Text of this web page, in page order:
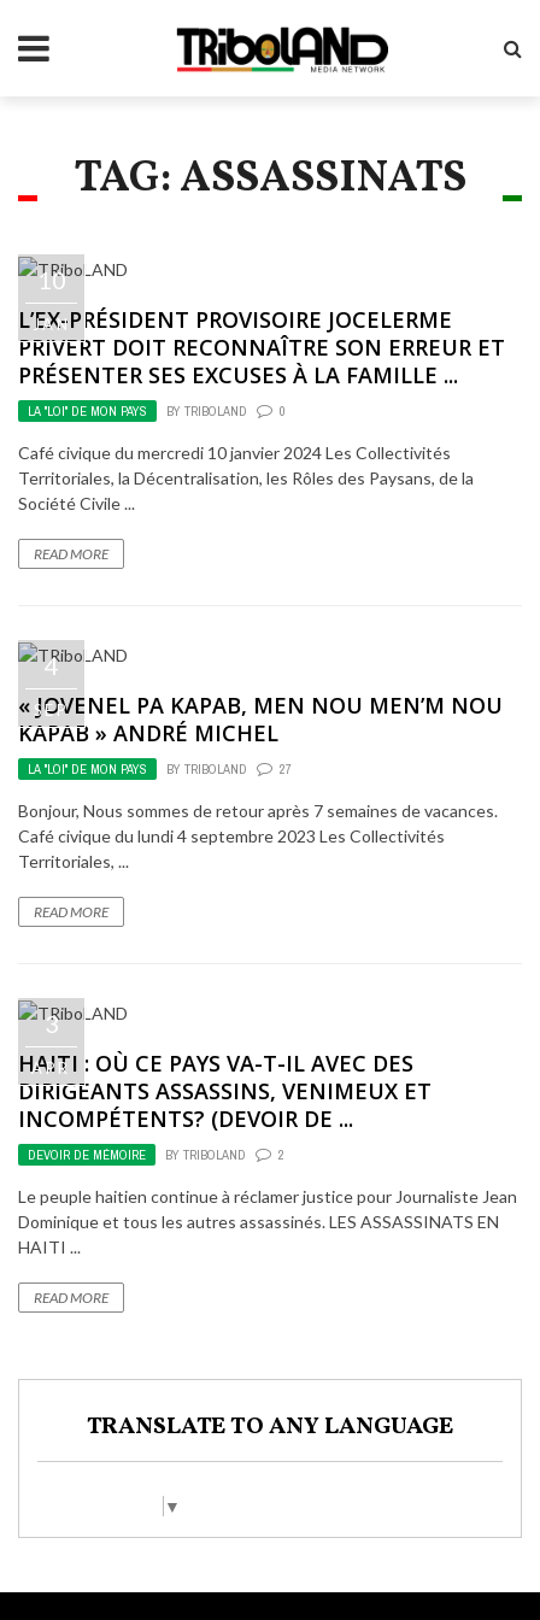
TAG: ASSASSINATS
10
JAN
L’EX-PRÉSIDENT PROVISOIRE JOCELERME
PRIVERT DOIT RECONNAÎTRE SON ERREUR ET
PRÉSENTER SES EXCUSES À LA FAMILLE ...
LA "LOI" DE MON PAYS BY TRIBOLAND 0
Café civique du mercredi 10 janvier 2024 Les Collectivités
Territoriales, la Décentralisation, les Rôles des Paysans, de la
Société Civile ...
READ MORE
4
SEP
« JOVENEL PA KAPAB, MEN NOU MEN’M NOU
KAPAB » ANDRÉ MICHEL
LA "LOI" DE MON PAYS BY TRIBOLAND 27
Bonjour, Nous sommes de retour après 7 semaines de vacances.
Café civique du lundi 4 septembre 2023 Les Collectivités
Territoriales, ...
READ MORE
3
APR
HAITI : OÙ CE PAYS VA-T-IL AVEC DES
DIRIGEANTS ASSASSINS, VENIMEUX ET
INCOMPÉTENTS? (DEVOIR DE ...
DEVOIR DE MÉMOIRE BY TRIBOLAND 2
Le peuple haitien continue à réclamer justice pour Journaliste Jean
Dominique et tous les autres assassinés. LES ASSASSINATS EN
HAITI ...
READ MORE
TRANSLATE TO ANY LANGUAGE
▼